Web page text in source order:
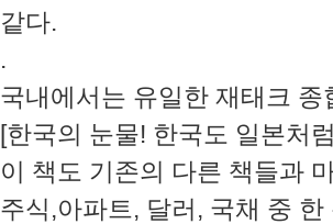
같다.
.
국내에서는 유일한 재태크
[한국의 눈물! 한국도 일본처
이 책도 기존의 다른 책들과
주식,아파트, 달러, 국채 중